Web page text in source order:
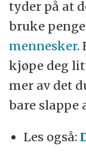
tyder på at
bruke
mennesker.
kjøpe deg
mer av det
bare slappe
Les også: